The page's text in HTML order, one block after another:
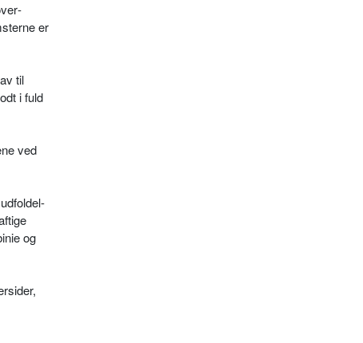
er
til
i fuld
ved
og